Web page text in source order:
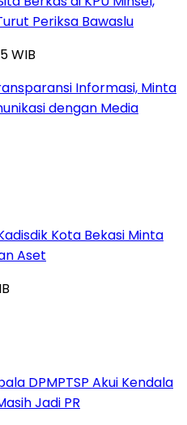
Periksa Bawaslu
WIB
Informasi, Minta
dengan Media
Kota Bekasi Minta
Aset
DPMPTSP Akui Kendala
Jadi PR